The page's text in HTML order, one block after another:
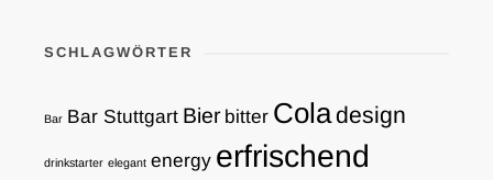
SCHLAGWÖRTER
Bar Bar Stuttgart Bier bitter Coladesign
drinkstarter elegant energy erfrischend